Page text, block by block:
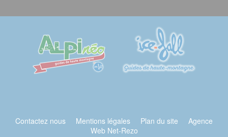
Contactez nous Mentions légales Plan du site
Agence
Web Net-Rezo